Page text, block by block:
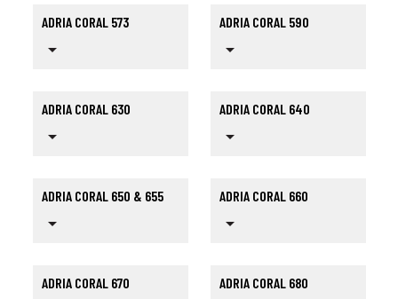
ADRIA CORAL 573
arrow_drop_down
ADRIA CORAL 590
arrow_drop_down
ADRIA CORAL 630
arrow_drop_down
ADRIA CORAL 640
arrow_drop_down
ADRIA CORAL 650 & 655
arrow_drop_down
ADRIA CORAL 660
arrow_drop_down
ADRIA CORAL 670 ADRIA CORAL 680